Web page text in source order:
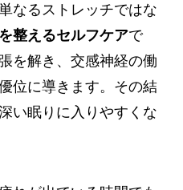
なるストレッチではな
整えるセルフケアで
を解き、交感神経の働
位に導きます。その結
い眠りに入りやすくな